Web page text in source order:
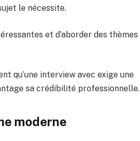
le nécessite.
et d’aborder des thèmes
qu’une interview avec exige une
sa crédibilité professionnelle.
moderne